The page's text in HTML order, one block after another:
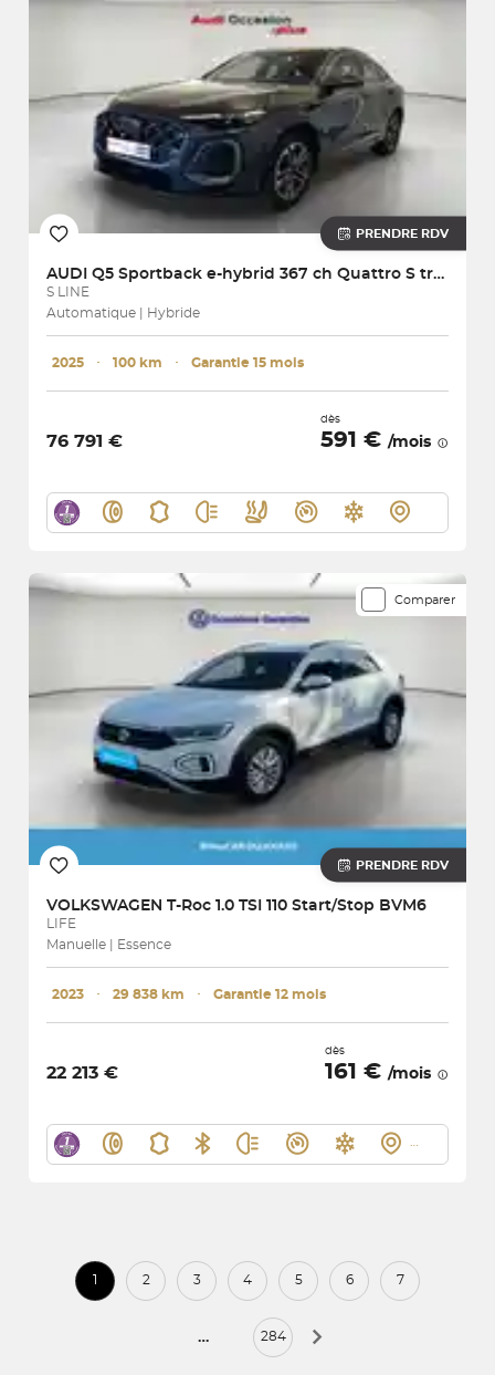
PRENDRE RDV
AUDI Q5 Sportback e-hybrid 367 ch Quattro S tronic 7
S LINE
Automatique | Hybride
2025 ･ 100 km ･ Garantie 15 mois
76 791 €
dès
591 € /mois
Comparer
PRENDRE RDV
VOLKSWAGEN T-Roc 1.0 TSI 110 Start/Stop BVM6
LIFE
Manuelle | Essence
2023 ･ 29 838 km ･ Garantie 12 mois
22 213 €
dès
161 € /mois
1 2 3 4 5 6 7
… 284